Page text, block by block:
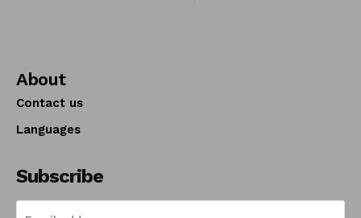
About
Contact us
Languages
Subscribe